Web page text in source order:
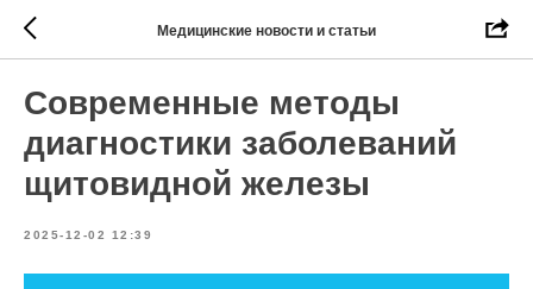
Медицинские новости и статьи
Современные методы
диагностики заболеваний
щитовидной железы
2025-12-02 12:39